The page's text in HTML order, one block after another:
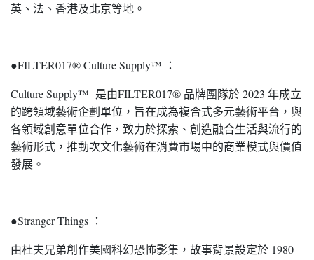
英、法、香港及北京等地。
●FILTER017® Culture Supply™ ：
Culture Supply™ 是由FILTER017® 品牌團隊於 2023 年成立
的跨領域藝術企劃單位，旨在成為複合式多元藝術平台，與
各領域創意單位合作，致力於探索、創造融合生活與流行的
藝術形式，推動次文化藝術在消費市場中的商業模式與價值
發展。
●Stranger Things ：
由杜夫兄弟創作美國科幻恐怖影集，故事背景設定於 1980